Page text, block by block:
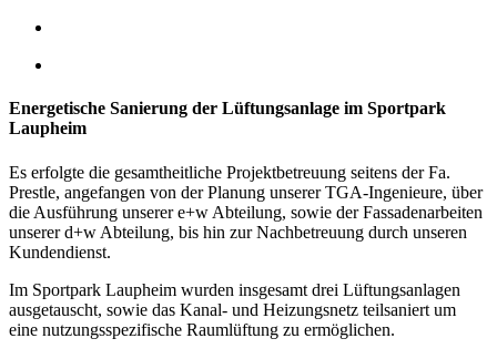
Energetische Sanierung der Lüftungsanlage im Sportpark
Laupheim
Es erfolgte die gesamtheitliche Projektbetreuung seitens der Fa.
Prestle, angefangen von der Planung unserer TGA-Ingenieure, über
die Ausführung unserer e+w Abteilung, sowie der Fassadenarbeiten
unserer d+w Abteilung, bis hin zur Nachbetreuung durch unseren
Kundendienst.
Im Sportpark Laupheim wurden insgesamt drei Lüftungsanlagen
ausgetauscht, sowie das Kanal- und Heizungsnetz teilsaniert um
eine nutzungsspezifische Raumlüftung zu ermöglichen.